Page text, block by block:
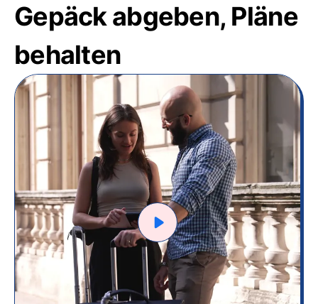
Gepäck abgeben, Pläne
behalten